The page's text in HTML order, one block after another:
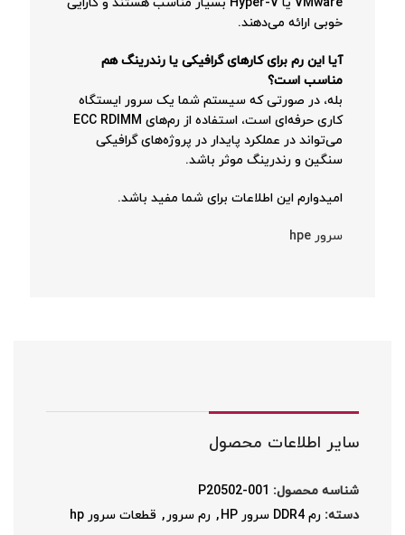
خوبی ارائه می‌دهند.
آیا این رم برای کارهای گرافیکی یا رندرینگ هم
مناسب است؟
بله، در صورتی که سیستم شما یک سرور ایستگاه
کاری حرفه‌ای است، استفاده از رم‌های ECC RDIMM
می‌تواند در عملکرد پایدار در پروژه‌های گرافیکی
سنگین و رندرینگ موثر باشد.
امیدوارم این اطلاعات برای شما مفید باشد.
سرور hpe
سایر اطلاعات محصول
شناسه محصول: P20502-001
دسته: رم DDR4 سرور HP , رم سرور , قطعات سرور hp